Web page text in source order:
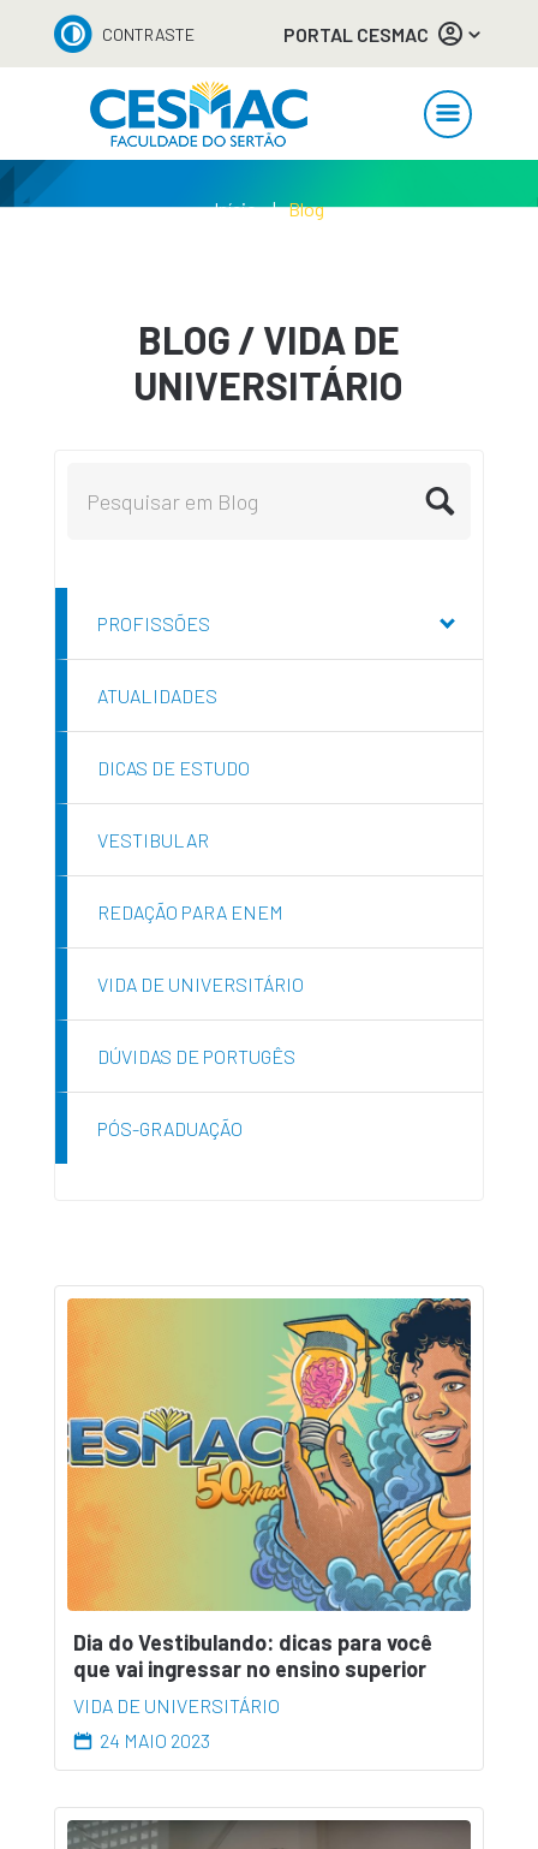
CONTRASTE PORTAL CESMAC
Início Blog
BLOG / VIDA DE
UNIVERSITÁRIO
PROFISSÕES
ATUALIDADES
DICAS DE ESTUDO
VESTIBULAR
REDAÇÃO PARA ENEM
VIDA DE UNIVERSITÁRIO
DÚVIDAS DE PORTUGÊS
PÓS-GRADUAÇÃO
Dia do Vestibulando: dicas para você
que vai ingressar no ensino superior
VIDA DE UNIVERSITÁRIO
24 MAIO 2023